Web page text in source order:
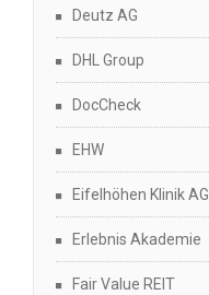
Deutz AG
DHL Group
DocCheck
EHW
Eifelhöhen Klinik AG
Erlebnis Akademie
Fair Value REIT